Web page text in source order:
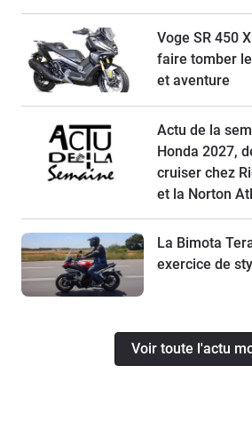
Voge SR 450
faire tomber
et aventure
Actu de la
Honda 2027,
cruiser chez
et la Norton
La Bimota
exercice de
Voir toute l'actu